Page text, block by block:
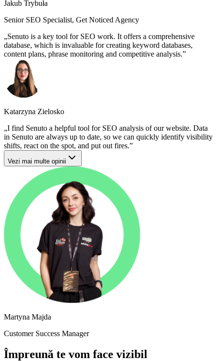
Jakub Trybuła
Senior SEO Specialist, Get Noticed Agency
Senuto is a key tool for SEO work. It offers a comprehensive
database, which is invaluable for creating keyword databases,
content plans, phrase monitoring and competitive analysis.
Katarzyna Zielosko
I find Senuto a helpful tool for SEO analysis of our website. Data
in Senuto are always up to date, so we can quickly identify visibility
shifts, react on the spot, and put out fires.
Vezi mai multe opinii
Martyna Majda
Customer Success Manager
Împreună te vom face vizibil